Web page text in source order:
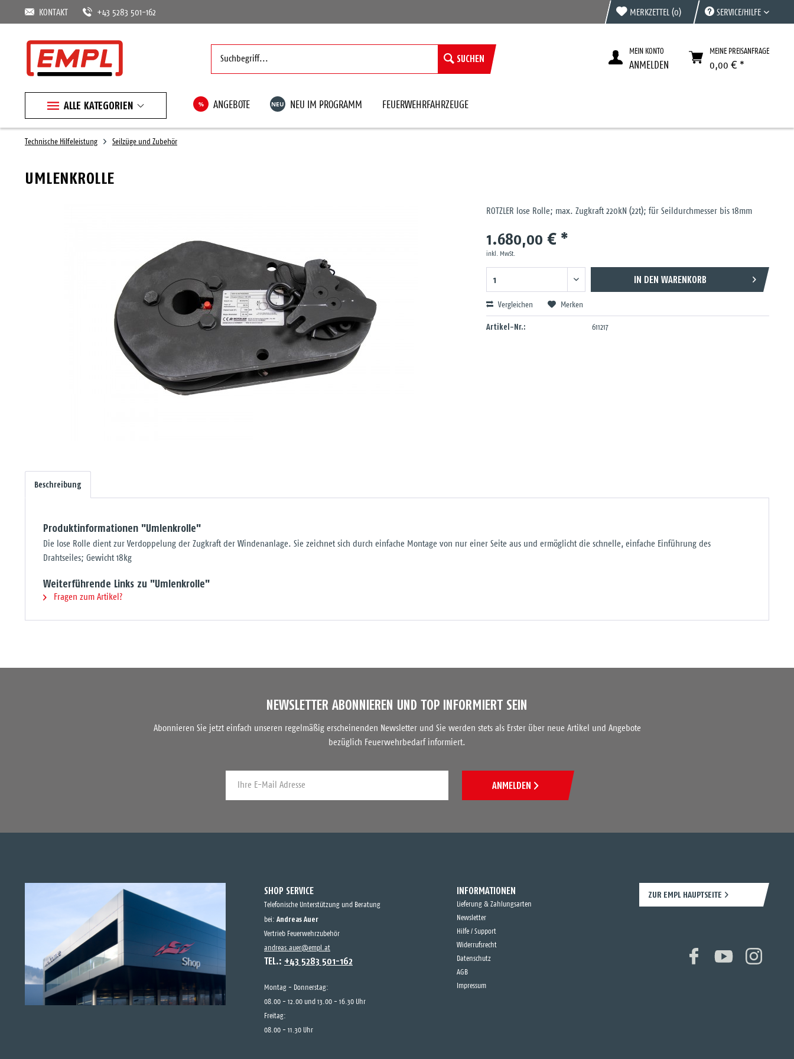
KONTAKT +43 5283 501-162 MERKZETTEL (0) SERVICE/HILFE
SUCHEN
MEIN KONTO
ANMELDEN
MEINE PREISANFRAGE
0,00 € *
ALLE KATEGORIEN % ANGEBOTE NEU NEU IM PROGRAMM FEUERWEHRFAHRZEUGE
Technische Hilfeleistung Seilzüge und Zubehör
UMLENKROLLE
ROTZLER lose Rolle; max. Zugkraft 220kN (22t); für Seildurchmesser bis 18mm
1.680,00 € *
inkl. MwSt.
IN DEN WARENKORB
Vergleichen Merken
Artikel-Nr.: 611217
Beschreibung
Produktinformationen "Umlenkrolle"
Die lose Rolle dient zur Verdoppelung der Zugkraft der Windenanlage. Sie zeichnet sich durch einfache Montage von nur einer Seite aus und ermöglicht die schnelle, einfache Einführung des
Drahtseiles; Gewicht 18kg
Weiterführende Links zu "Umlenkrolle"
Fragen zum Artikel?
NEWSLETTER ABONNIEREN UND TOP INFORMIERT SEIN
Abonnieren Sie jetzt einfach unseren regelmäßig erscheinenden Newsletter und Sie werden stets als Erster über neue Artikel und Angebote
bezüglich Feuerwehrbedarf informiert.
ANMELDEN
SHOP SERVICE
Telefonische Unterstützung und Beratung
bei: Andreas Auer
Vertrieb Feuerwehrzubehör
andreas.auer@empl.at
TEL.: +43 5283 501-162
Montag - Donnerstag:
08.00 - 12.00 und 13.00 - 16.30 Uhr
Freitag:
08.00 - 11.30 Uhr
INFORMATIONEN
Lieferung & Zahlungsarten
Newsletter
Hilfe / Support
Widerrufsrecht
Datenschutz
AGB
Impressum
ZUR EMPL HAUPTSEITE